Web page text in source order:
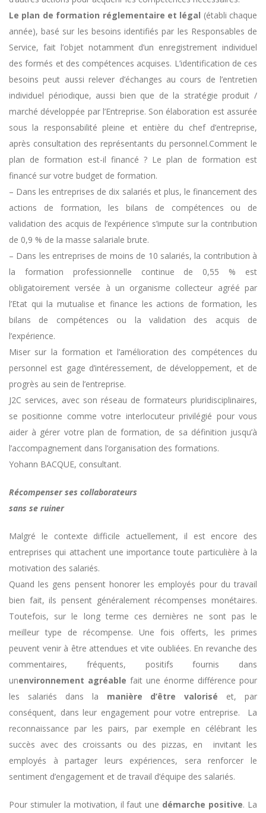
Le plan de formation réglementaire et légal (établi chaque
année), basé sur les besoins identifiés par les Responsables de
Service, fait l’objet notamment d’un enregistrement individuel
des formés et des compétences acquises. L’identification de ces
besoins peut aussi relever d’échanges au cours de l’entretien
individuel périodique, aussi bien que de la stratégie produit /
marché développée par l’Entreprise. Son élaboration est assurée
sous la responsabilité pleine et entière du chef d’entreprise,
après consultation des représentants du personnel.Comment le
plan de formation est-il financé ? Le plan de formation est
financé sur votre budget de formation.
– Dans les entreprises de dix salariés et plus, le financement des
actions de formation, les bilans de compétences ou de
validation des acquis de l’expérience s’impute sur la contribution
de 0,9 % de la masse salariale brute.
– Dans les entreprises de moins de 10 salariés, la contribution à
la formation professionnelle continue de 0,55 % est
obligatoirement versée à un organisme collecteur agréé par
l’Etat qui la mutualise et finance les actions de formation, les
bilans de compétences ou la validation des acquis de
l’expérience.
Miser sur la formation et l’amélioration des compétences du
personnel est gage d’intéressement, de développement, et de
progrès au sein de l’entreprise.
J2C services, avec son réseau de formateurs pluridisciplinaires,
se positionne comme votre interlocuteur privilégié pour vous
aider à gérer votre plan de formation, de sa définition jusqu’à
l’accompagnement dans l’organisation des formations.
Yohann BACQUE, consultant.
Récompenser ses collaborateurs
sans se ruiner
Malgré le contexte difficile actuellement, il est encore des
entreprises qui attachent une importance toute particulière à la
motivation des salariés.
Quand les gens pensent honorer les employés pour du travail
bien fait, ils pensent généralement récompenses monétaires.
Toutefois, sur le long terme ces dernières ne sont pas le
meilleur type de récompense. Une fois offerts, les primes
peuvent venir à être attendues et vite oubliées. En revanche des
commentaires, fréquents, positifs fournis dans
unenvironnement agréable fait une énorme différence pour
les salariés dans la manière d’être valorisé et, par
conséquent, dans leur engagement pour votre entreprise. La
reconnaissance par les pairs, par exemple en célébrant les
succès avec des croissants ou des pizzas, en invitant les
employés à partager leurs expériences, sera renforcer le
sentiment d’engagement et de travail d’équipe des salariés.
Pour stimuler la motivation, il faut une démarche positive. La